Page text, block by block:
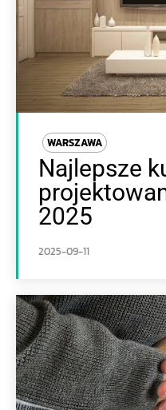
WARSZAWA
Najlepsze
2025
2025-09-11